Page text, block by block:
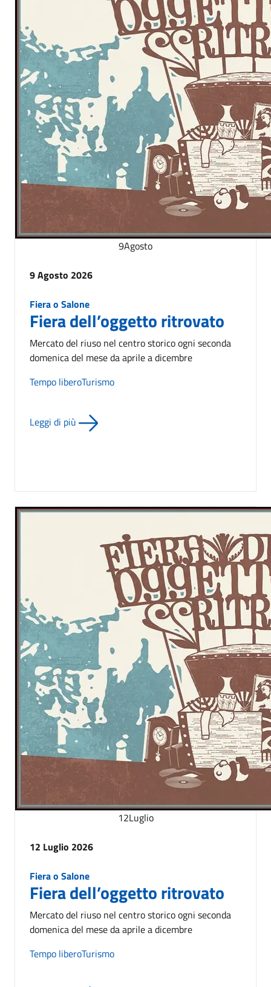
9Agosto
9 Agosto 2026
Fiera o Salone
Fiera dell’oggetto ritrovato
Mercato del riuso nel centro storico ogni seconda
domenica del mese da aprile a dicembre
Tempo liberoTurismo
Leggi di più
12Luglio
12 Luglio 2026
Fiera o Salone
Fiera dell’oggetto ritrovato
Mercato del riuso nel centro storico ogni seconda
domenica del mese da aprile a dicembre
Tempo liberoTurismo